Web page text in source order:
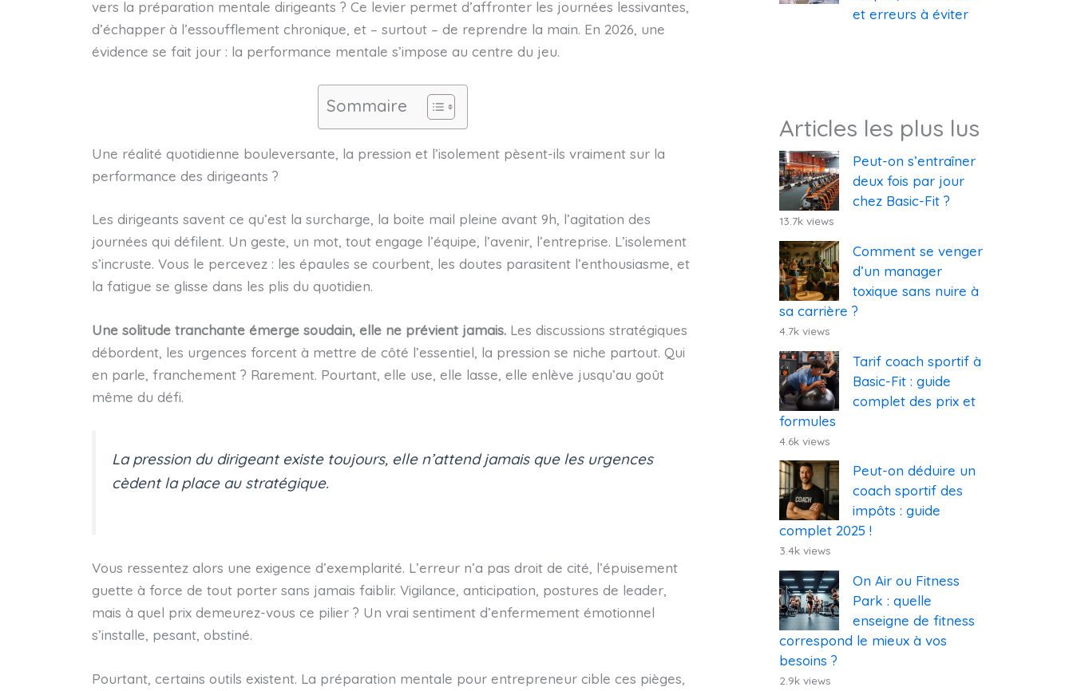
vers la préparation mentale dirigeants ? Ce levier permet d’affronter les journées lessivantes,
d’échapper à l’essoufflement chronique, et – surtout – de reprendre la main. En 2026, une
évidence se fait jour : la performance mentale s’impose au centre du jeu.
Sommaire
Une réalité quotidienne bouleversante, la pression et l’isolement pèsent-ils vraiment sur la
performance des dirigeants ?
Les dirigeants savent ce qu’est la surcharge, la boite mail pleine avant 9h, l’agitation des
journées qui défilent. Un geste, un mot, tout engage l’équipe, l’avenir, l’entreprise. L’isolement
s’incruste. Vous le percevez : les épaules se courbent, les doutes parasitent l’enthousiasme, et
la fatigue se glisse dans les plis du quotidien.
Une solitude tranchante émerge soudain, elle ne prévient jamais.Les discussions stratégiques
débordent, les urgences forcent à mettre de côté l’essentiel, la pression se niche partout. Qui
en parle, franchement ? Rarement. Pourtant, elle use, elle lasse, elle enlève jusqu’au goût
même du défi.
La pression du dirigeant existe toujours, elle n’attend jamais que les urgences
cèdent la place au stratégique.
Vous ressentez alors une exigence d’exemplarité. L’erreur n’a pas droit de cité, l’épuisement
guette à force de tout porter sans jamais faiblir. Vigilance, anticipation, postures de leader,
mais à quel prix demeurez-vous ce pilier ? Un vrai sentiment d’enfermement émotionnel
s’installe, pesant, obstiné.
Pourtant, certains outils existent. La préparation mentale pour entrepreneur cible ces pièges,
et erreurs à éviter
Articles les plus lus
Peut-on s’entraîner
deux fois par jour
chez Basic-Fit ?
13.7k views
Comment se venger
d’un manager
toxique sans nuire à
sa carrière ?
4.7k views
Tarif coach sportif à
Basic-Fit : guide
complet des prix et
formules
4.6k views
Peut-on déduire un
coach sportif des
impôts : guide
complet 2025 !
3.4k views
On Air ou Fitness
Park : quelle
enseigne de fitness
correspond le mieux à vos
besoins ?
2.9k views